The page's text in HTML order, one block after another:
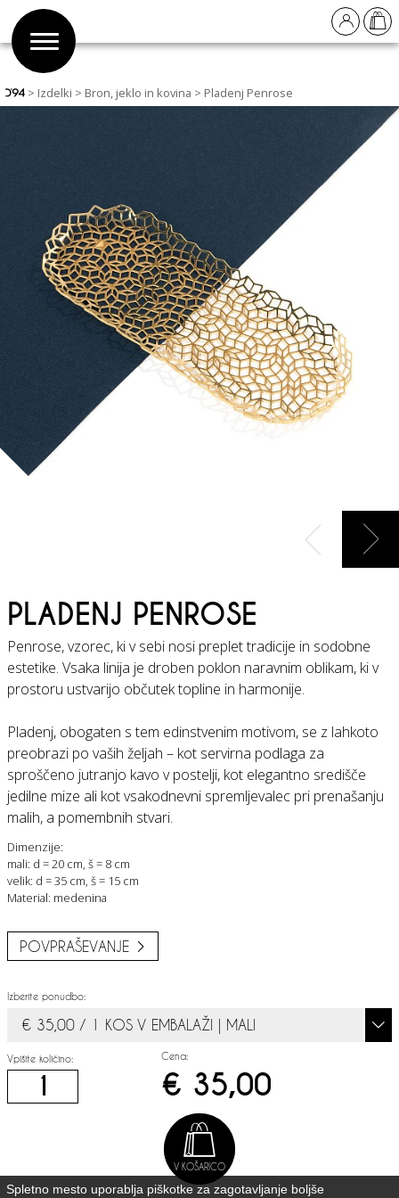
Izdelki Bron, jeklo in kovina Pladenj Penrose
PLADENJ PENROSE
Penrose, vzorec, ki v sebi nosi preplet tradicije in sodobne
estetike. Vsaka linija je droben poklon naravnim oblikam, ki v
prostoru ustvarijo občutek topline in harmonije.
Pladenj, obogaten s tem edinstvenim motivom, se z lahkoto
preobrazi po vaših željah – kot servirna podlaga za
sproščeno jutranjo kavo v postelji, kot elegantno središče
jedilne mize ali kot vsakodnevni spremljevalec pri prenašanju
malih, a pomembnih stvari.
Dimenzije:
mali: d = 20 cm, š = 8 cm
velik: d = 35 cm, š = 15 cm
Material: medenina
POVPRAŠEVANJE
Izberite ponudbo:
€ 35,00 / 1 KOS V EMBALAŽI | MALI
Vpišite količino: Cena:
€ 35,00
V KOŠARICO
Spletno mesto uporablja piškotke za zagotavljanje boljše